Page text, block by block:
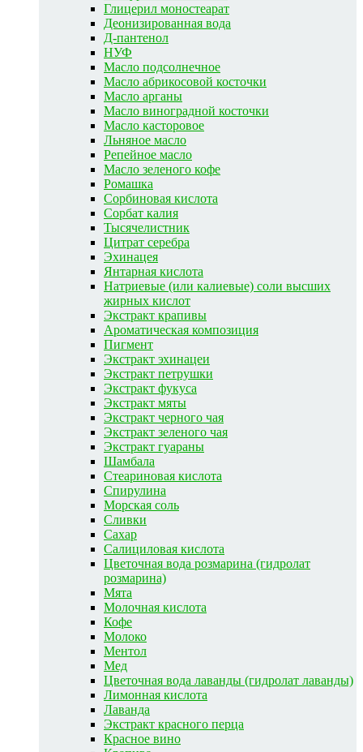
Глицерил моностеарат
Деонизированная вода
Д-пантенол
НУФ
Масло подсолнечное
Масло абрикосовой косточки
Масло арганы
Масло виноградной косточки
Масло касторовое
Льняное масло
Репейное масло
Масло зеленого кофе
Ромашка
Сорбиновая кислота
Сорбат калия
Тысячелистник
Цитрат серебра
Эхинацея
Янтарная кислота
Натриевые (или калиевые) соли высших
жирных кислот
Экстракт крапивы
Ароматическая композиция
Пигмент
Экстракт эхинацеи
Экстракт петрушки
Экстракт фукуса
Экстракт мяты
Экстракт черного чая
Экстракт зеленого чая
Экстракт гуараны
Шамбала
Стеариновая кислота
Спирулина
Морская соль
Сливки
Сахар
Салициловая кислота
Цветочная вода розмарина (гидролат
розмарина)
Мята
Молочная кислота
Кофе
Молоко
Ментол
Мед
Цветочная вода лаванды (гидролат лаванды)
Лимонная кислота
Лаванда
Экстракт красного перца
Красное вино